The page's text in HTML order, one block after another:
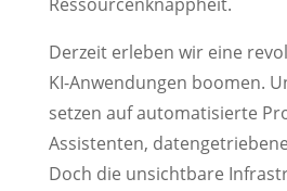
Derzeit erleben wir eine
KI-Anwendungen boomen.
setzen auf automatisierte
Assistenten,
Doch die unsichtbare